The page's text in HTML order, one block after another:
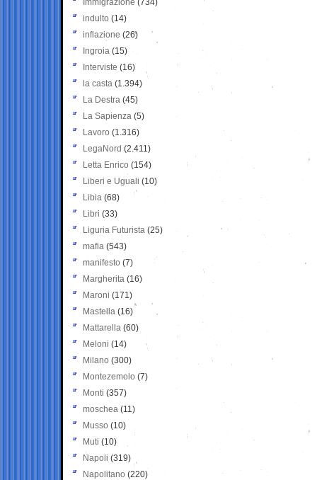
Immigrazione (734)
indulto (14)
inflazione (26)
Ingroia (15)
Interviste (16)
la casta (1.394)
La Destra (45)
La Sapienza (5)
Lavoro (1.316)
LegaNord (2.411)
Letta Enrico (154)
Liberi e Uguali (10)
Libia (68)
Libri (33)
Liguria Futurista (25)
mafia (543)
manifesto (7)
Margherita (16)
Maroni (171)
Mastella (16)
Mattarella (60)
Meloni (14)
Milano (300)
Montezemolo (7)
Monti (357)
moschea (11)
Musso (10)
Muti (10)
Napoli (319)
Napolitano (220)